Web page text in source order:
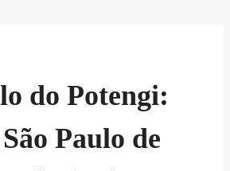
do Potengi:
Paulo de